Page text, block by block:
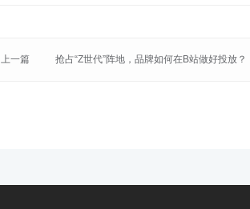
上一篇 抢占“Z世代”阵地，品牌如何在B站做好投放？